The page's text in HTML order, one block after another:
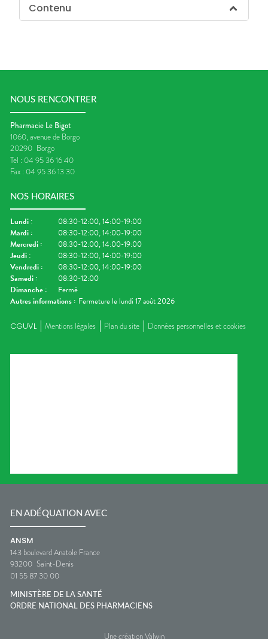
Contenu
NOUS RENCONTRER
Pharmacie Le Bigot
1060, avenue de Borgo
20290 Borgo
Tel : 04 95 36 16 40
Fax : 04 95 36 13 30
NOS HORAIRES
Lundi :
08:30-12:00, 14:00-19:00
Mardi :
08:30-12:00, 14:00-19:00
Mercredi :
08:30-12:00, 14:00-19:00
Jeudi :
08:30-12:00, 14:00-19:00
Vendredi :
08:30-12:00, 14:00-19:00
Samedi :
08:30-12:00
Dimanche :
Fermé
Autres informations : Fermeture le lundi 17 août 2026
CGUVL Mentions légales Plan du site Données personnelles et cookies
EN ADÉQUATION AVEC
ANSM
143 boulevard Anatole France
93200 Saint-Denis
01 55 87 30 00
MINISTÈRE DE LA SANTÉ
ORDRE NATIONAL DES PHARMACIENS
Une création Valwin